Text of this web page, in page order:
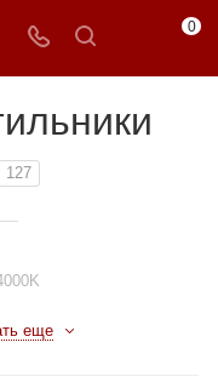
0
127
—
еще